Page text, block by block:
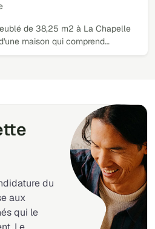
de 38,25 m2 à La Chapelle
maison qui comprend…
du
aux
qui le